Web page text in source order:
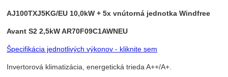
AJ100TXJ5KG/EU 10,0kW + 5x vnútorná jednotka Windfree
Avant S2 2,5kW AR70F09C1AWNEU
Špecifikácia jednotlivých výkonov - kliknite sem
Invertorová klimatizácia, energetická trieda A++/A+.